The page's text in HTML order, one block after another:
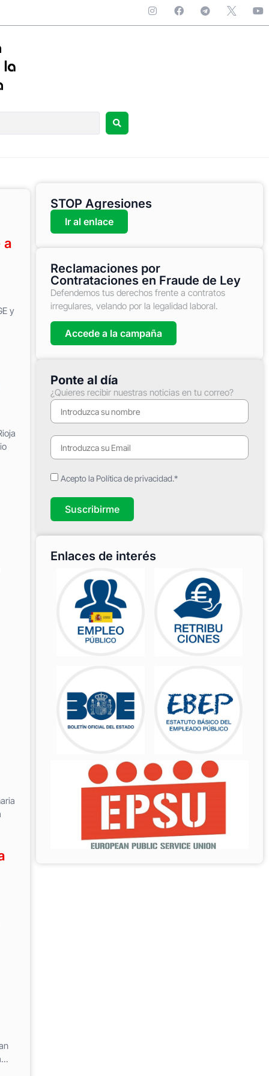
a
y
STOP Agresiones
Ir al enlace
Reclamaciones por
Contrataciones en Fraude de Ley
Defendemos tus derechos frente a contratos
irregulares, velando por la legalidad laboral.
Accede a la campaña
Ponte al día
¿Quieres recibir nuestras noticias en tu correo?
Acepto la Política de privacidad.*
Suscribirme
Enlaces de interés